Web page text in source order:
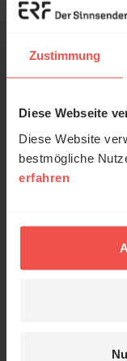
Zustimmung
Diese Webseite
Diese Website
bestmögliche
erfahren
Meinen
Ich bin damit
anonymisiert
Verbesserung
Veröffentlichung